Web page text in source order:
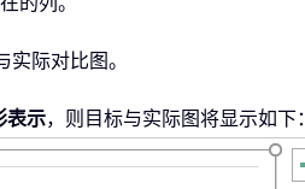
际对比图。
表示，则目标与实际图将显示如下：